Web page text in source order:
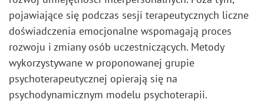
pojawiające się podczas sesji terapeutycznych liczne
doświadczenia emocjonalne wspomagają proces
rozwoju i zmiany osób uczestniczących. Metody
wykorzystywane w proponowanej grupie
psychoterapeutycznej opierają się na
psychodynamicznym modelu psychoterapii.